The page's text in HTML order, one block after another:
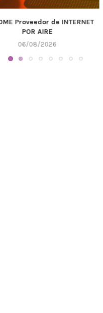
ALTA PELUQUERÍA Mosconi
424
06/08/2026